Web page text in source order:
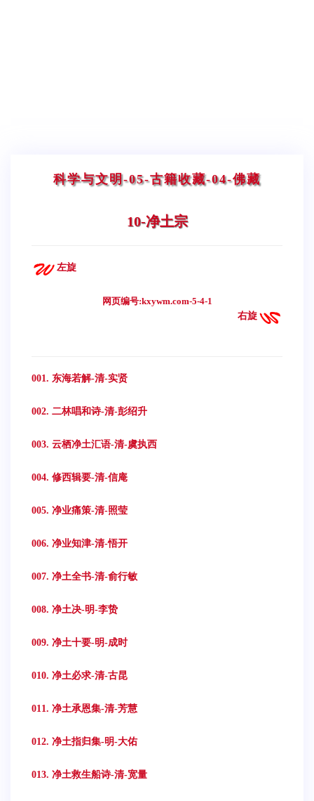
科学与文明-05-古籍收藏-04-佛藏
10-净土宗
左旋
网页编号:kxywm.com-5-4-1
右旋
001. 东海若解-清-实贤
002. 二林唱和诗-清-彭绍升
003. 云栖净土汇语-清-虞执西
004. 修西辑要-清-信庵
005. 净业痛策-清-照莹
006. 净业知津-清-悟开
007. 净土全书-清-俞行敏
008. 净土决-明-李贽
009. 净土十要-明-成时
010. 净土必求-清-古昆
011. 净土承恩集-清-芳慧
012. 净土指归集-明-大佑
013. 净土救生船诗-清-宽量